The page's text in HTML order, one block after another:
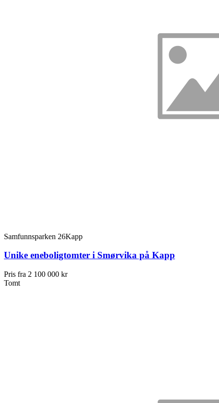
Samfunnsparken 26Kapp
Unike eneboligtomter i Smørvika på Kapp
Pris fra 2 100 000 kr
Tomt